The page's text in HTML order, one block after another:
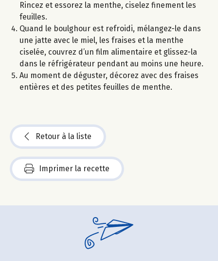
Rincez et essorez la menthe, ciselez finement les
feuilles.
Quand le boulghour est refroidi, mélangez-le dans
une jatte avec le miel, les fraises et la menthe
ciselée, couvrez d’un film alimentaire et glissez-la
dans le réfrigérateur pendant au moins une heure.
Au moment de déguster, décorez avec des fraises
entières et des petites feuilles de menthe.
Retour à la liste
Imprimer la recette